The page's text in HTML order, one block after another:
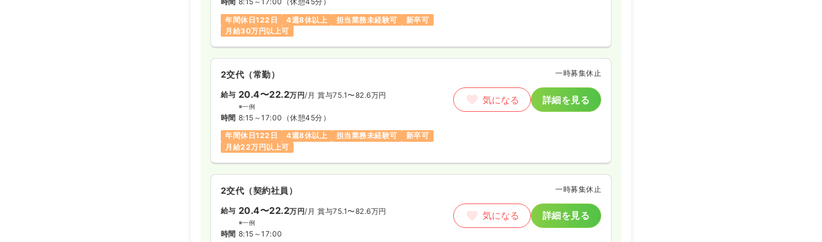
年間休日122日
4週8休以上 担当業務未経験可
新卒可
月給30万円以上可
2交代（常勤） 一時募集休止
給与 20.4〜22.2万円/月 賞与75.1〜82.6万円
※一例
時間 8:15～17:00 （休憩45分）
年間休日122日
4週8休以上 担当業務未経験可
新卒可
月給22万円以上可
気になる 詳細を見る
2交代（契約社員） 一時募集休止
給与 20.4〜22.2万円/月 賞与75.1〜82.6万円
※一例
時間 8:15～17:00
気になる 詳細を見る